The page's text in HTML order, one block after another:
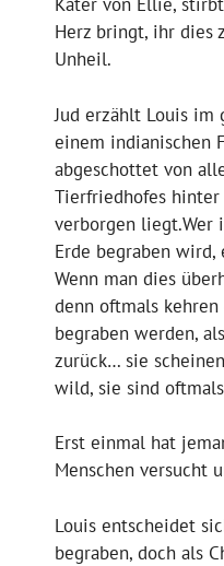
Kater von Ellie,
Herz bringt, ihr dies
Unheil.
Jud erzählt Louis im
einem indianischen
abgeschottet von
Tierfriedhofes hinter
verborgen liegt.Wer
Erde begraben wird,
Wenn man dies
denn oftmals
begraben werden,
zurück… sie
wild, sie sind
Erst einmal hat
Menschen versucht
Louis entscheidet
begraben, doch als